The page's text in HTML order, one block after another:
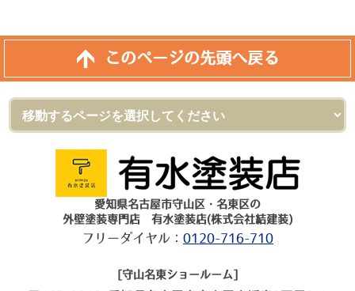
このページの先頭へ戻る
愛知県名古屋市守山区・名東区の
外壁塗装専門店 有水塗装店(株式会社結建装)
フリーダイヤル： 0120-716-710
[守山名東ショールーム]